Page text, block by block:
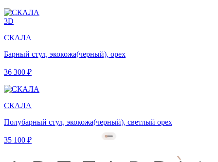
3D
СКАЛА
Барный стул, экокожа(черный), орех
36 300 ₽
СКАЛА
Полубарный стул, экокожа(черный), светлый орех
35 100 ₽